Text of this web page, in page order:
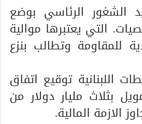
الشغور الرئاسي بوضع
التي يعتبرها موالية
للمقاومة وتطالب بنزع
اللبنانية توقيع اتفاق
بثلاث مليار دولار من
الازمة المالية.